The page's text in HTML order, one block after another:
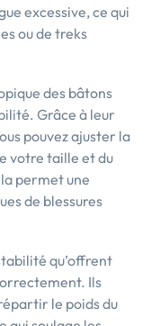
excessive, ce qui
ou de treks
des bâtons
Grâce à leur
pouvez ajuster la
votre taille et du
permet une
de blessures
qu’offrent
Ils
le poids du